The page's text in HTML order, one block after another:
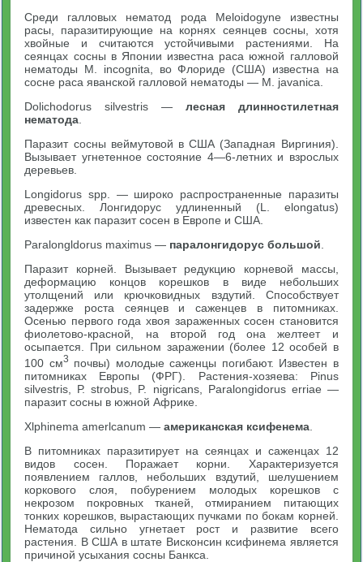
Среди галловых нематод рода Meloidogyne известны
расы, паразитирующие на корнях сеянцев сосны, хотя
хвойные и считаются устойчивыми растениями. На
сеянцах сосны в Японии известна раса южной галловой
нематоды М. incognita, во Флориде (США) известна на
сосне раса яванской галловой нематоды — М. javanica.
Dolichodorus silvestris — лесная длинностилетная
нематода
Паразит сосны веймутовой в США (Западная Виргиния).
Вызывает угнетенное состояние 4—6-летних и взрослых
деревьев.
Longidorus spp. — широко распространенные паразиты
древесных. Лонгидорус удлиненный (L. elongatus)
известен как паразит сосен в Европе и США.
Paralongldorus maximus — паралонгидорус большой
Паразит корней. Вызывает редукцию корневой массы,
деформацию концов корешков в виде небольших
утолщений или крючковидных вздутий. Способствует
задержке роста сеянцев и саженцев в питомниках.
Осенью первого года хвоя зараженных сосен становится
фиолетово-красной, на второй год она желтеет и
осыпается. При сильном заражении (более 12 особей в
100 см3
почвы) молодые саженцы погибают. Известен в
питомниках Европы (ФРГ). Растения-хозяева: Pinus
silvestris, Р. strobus, P. nigricans, Paralongidorus erriae —
паразит сосны в южной Африке.
Xlphinema amerlcanum —американская ксифенема
В питомниках паразитирует на сеянцах и саженцах 12
видов сосен. Поражает корни. Характеризуется
появлением галлов, небольших вздутий, шелушением
коркового слоя, побурением молодых корешков с
некрозом покровных тканей, отмиранием питающих
тонких корешков, вырастающих пучками по бокам корней.
Нематода сильно угнетает рост и развитие всего
растения. В США в штате Висконсин ксифинема является
причиной усыхания сосны Банкса.